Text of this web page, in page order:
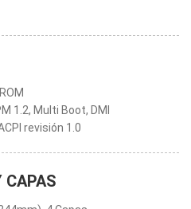
1.2, Multi Boot, DMI
revisión 1.0
CAPAS